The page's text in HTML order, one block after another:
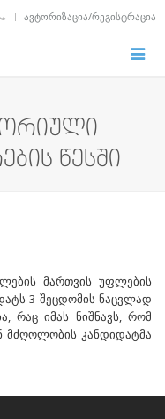
ᲐᲕᲢᲝᲠᲘᲖᲐᲪᲘᲐ/ᲠᲔᲒᲘᲡᲢᲠᲐᲪᲘᲐ
Toggle
წესში
მართვის უფლების
3 შეცდომის ნაცვლად
რაც იმას ნიშნავს, რომ
მძღოლობის კანდიდატმა